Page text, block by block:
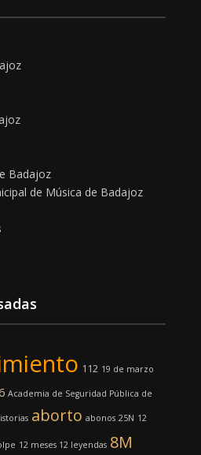
Badajoz
de Música de Badajoz
112 19 de marzo
Academia de Seguridad Pública de
aborto abonos 25N 12
12 meses 12 leyendas 8M